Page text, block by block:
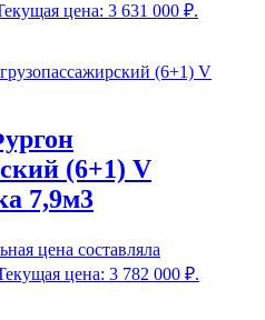
цена: 3 631 000 ₽.
(6+1) V
7,9м3
цена составляла
цена: 3 782 000 ₽.